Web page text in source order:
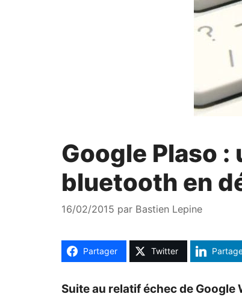
Google Plaso
bluetooth en
16/02/2015 par Bastien Lepine
Partager Twitter
Suite au relatif échec de